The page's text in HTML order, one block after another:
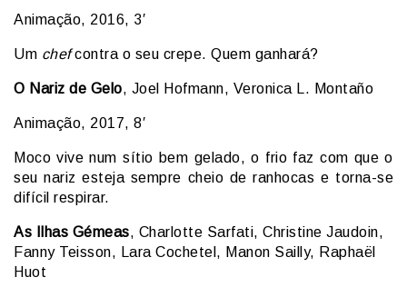
Animação, 2016, 3′
Um chefcontra o seu crepe. Quem ganhará?
O Nariz de Gelo, Joel Hofmann, Veronica L. Montaño
Animação, 2017, 8′
Moco vive num sítio bem gelado, o frio faz com que o
seu nariz esteja sempre cheio de ranhocas e torna-se
difícil respirar.
As Ilhas Gémeas, Charlotte Sarfati, Christine Jaudoin,
Fanny Teisson, Lara Cochetel, Manon Sailly, Raphaël
Huot